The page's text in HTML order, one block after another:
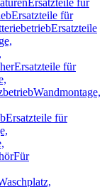
Ersatzteile für
Ersatzteile für
Ersatzteile
Ersatzteile für
Wandmontage,
Ersatzteile für
Für